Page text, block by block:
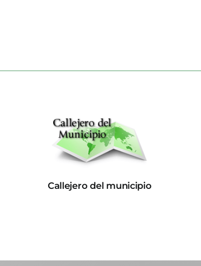
Callejero del municipio